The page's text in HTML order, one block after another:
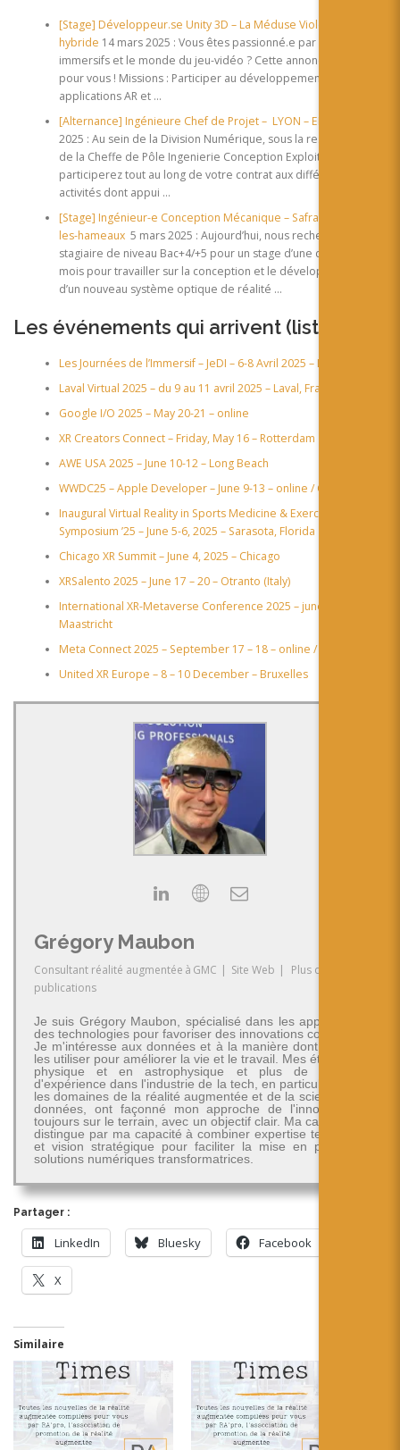
[Stage] Développeur.se Unity 3D – La Méduse Violette –
hybride 14 mars 2025 : Vous êtes passionné.e par les contenus
immersifs et le monde du jeu-vidéo ? Cette annonce est faite
pour vous ! Missions : Participer au développement de deux
applications AR et …
[Alternance] Ingénieure Chef de Projet – LYON – EDF
2025 : Au sein de la Division Numérique, sous la responsabilité
de la Cheffe de Pôle Ingenierie Conception Exploitation, vous
participerez tout au long de votre contrat aux différentes
activités dont appui …
[Stage] Ingénieur-e Conception Mécanique – Safran – Magny-
les-hameaux 5 mars 2025 : Aujourd’hui, nous recherchons un(e)
stagiaire de niveau Bac+4/+5 pour un stage d’une durée de 6
mois pour travailler sur la conception et le développement
d’un nouveau système optique de réalité …
Les événements qui arrivent (liste
Les Journées de l’Immersif – JeDI – 6-8 Avril 2025 – Lyon
Laval Virtual 2025 – du 9 au 11 avril 2025 – Laval, France
Google I/O 2025 – May 20-21 – online
XR Creators Connect – Friday, May 16 – Rotterdam
AWE USA 2025 – June 10-12 – Long Beach
WWDC25 – Apple Developer – June 9-13 – online / Cupertino
Inaugural Virtual Reality in Sports Medicine & Exercise Science
Symposium ’25 – June 5-6, 2025 – Sarasota, Florida
Chicago XR Summit – June 4, 2025 – Chicago
XRSalento 2025 – June 17 – 20 – Otranto (Italy)
​International XR-Metaverse Conference 2025 – june 25 to 27 –
Maastricht
Meta Connect 2025 – September 17 – 18 – online / Menlo Park
United XR Europe – 8 – 10 December – Bruxelles
Grégory Maubon
Consultant réalité augmentée à GMC | Site Web |
Plus de
publications
Je suis Grégory Maubon, spécialisé dans les applications
des technologies pour favoriser des innovations concrètes.
Je m'intéresse aux données et à la manière dont on peut
les utiliser pour améliorer la vie et le travail. Mes études en
physique et en astrophysique et plus de 30 ans
d'expérience dans l'industrie de la tech, en particulier dans
les domaines de la réalité augmentée et de la science des
données, ont façonné mon approche de l'innovation -
toujours sur le terrain, avec un objectif clair. Ma carrière se
distingue par ma capacité à combiner expertise technique
et vision stratégique pour faciliter la mise en place de
solutions numériques transformatrices.
Partager :
LinkedIn Bluesky Facebook
X
Similaire